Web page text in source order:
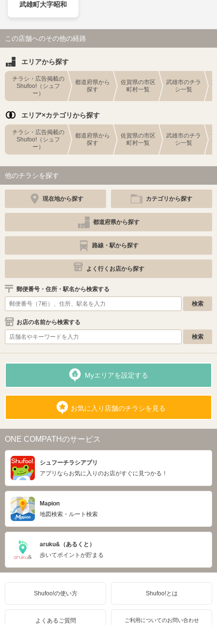
武雄町大字昭和
この店舗へのその他の経路
エリアから探す
チラシ・広告掲載の
Shufoo!（シュフ
ー）
都道府県から
探す
佐賀県の市区
町村一覧
武雄市のチラ
シ一覧
エリア×カテゴリから探す
チラシ・広告掲載の
Shufoo!（シュフ
ー）
都道府県から
探す
佐賀県の市区
町村一覧
武雄市のチラ
シ一覧
他のチラシを探す
現在地から探す カテゴリから探す
都道府県から探す
路線・駅から探す
よく行くお店から探す
郵便番号・住所・駅名から検索する
お店の名前から検索する
Myエリアを設定する
お気に入り店舗のチラシを見る
ONE COMPATHのサービス
シュフーチラシアプリ
アプリならお気に入りのお店がすぐに見つかる！
Mapion
地図検索・ルート検索
aruku&（あるくと）
歩いてポイントが貯まる
Shufoo!の使い方 Shufoo!とは
よくあるご質問 ご利用についてのお問い合わせ